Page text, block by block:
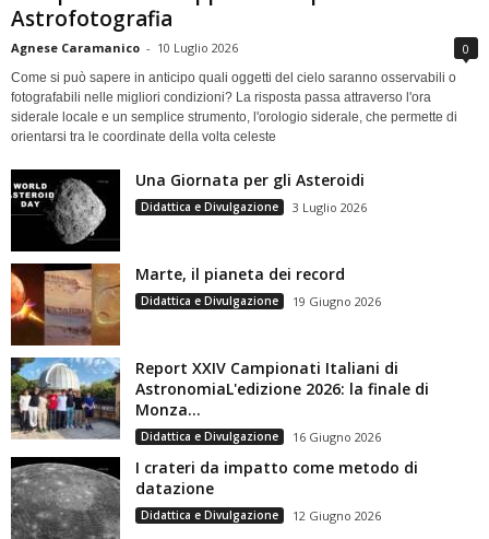
Astrofotografia
Agnese Caramanico - 10 Luglio 2026 0
Come si può sapere in anticipo quali oggetti del cielo saranno osservabili o
fotografabili nelle migliori condizioni? La risposta passa attraverso l'ora
siderale locale e un semplice strumento, l'orologio siderale, che permette di
orientarsi tra le coordinate della volta celeste
Una Giornata per gli Asteroidi
Didattica e Divulgazione 3 Luglio 2026
Marte, il pianeta dei record
Didattica e Divulgazione 19 Giugno 2026
Report XXIV Campionati Italiani di
AstronomiaL'edizione 2026: la finale di
Monza...
Didattica e Divulgazione 16 Giugno 2026
I crateri da impatto come metodo di
datazione
Didattica e Divulgazione 12 Giugno 2026